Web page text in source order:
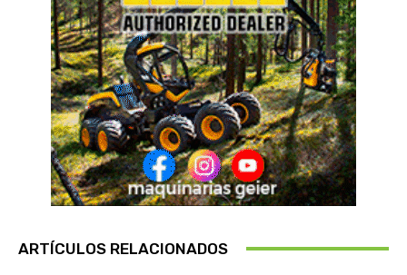
ARTÍCULOS RELACIONADOS